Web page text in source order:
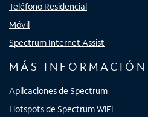
Teléfono Residencial
Móvil
Spectrum Internet Assist
MÁS INFORMACIÓN
Aplicaciones de Spectrum
Hotspots de Spectrum WiFi